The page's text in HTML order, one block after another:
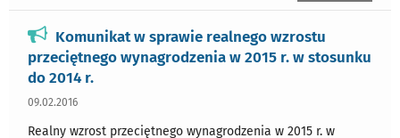
Komunikat w sprawie realnego wzrostu
przeciętnego wynagrodzenia w 2015 r. w stosunku
do 2014 r.
09.02.2016
Realny wzrost przeciętnego wynagrodzenia w 2015 r. w